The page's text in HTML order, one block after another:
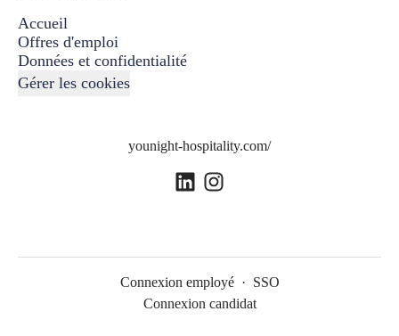
Accueil
Offres d'emploi
Données et confidentialité
Gérer les cookies
younight-hospitality.com/
Connexion employé · SSO
Connexion candidat